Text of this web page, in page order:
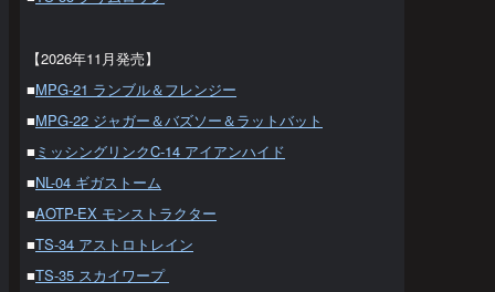
【2026年11月発売】
■MPG-21 ランブル＆フレンジー
■MPG-22 ジャガー＆バズソー＆ラットバット
■ ミッシングリンクC-14 アイアンハイド
■NL-04 ギガストーム
■AOTP-EX モンストラクター
■TS-34 アストロトレイン
■TS-35 スカイワープ